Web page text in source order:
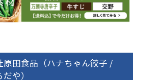
原田食品（ハナちゃん餃子 /
や）